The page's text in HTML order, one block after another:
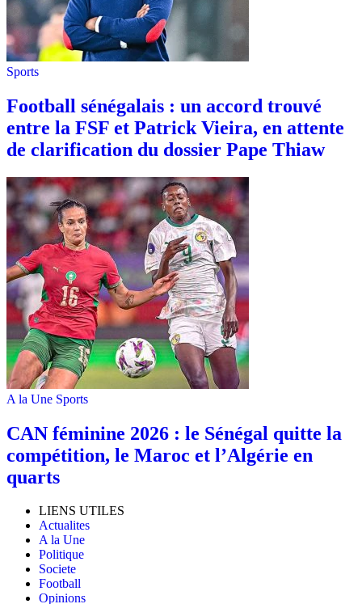
Sports
Football sénégalais : un accord trouvé
entre la FSF et Patrick Vieira, en attente
de clarification du dossier Pape Thiaw
A la Une Sports
‎CAN féminine 2026 : le Sénégal quitte la
compétition, le Maroc et l’Algérie en
quarts
LIENS UTILES
Actualites
A la Une
Politique
Societe
Football
Opinions